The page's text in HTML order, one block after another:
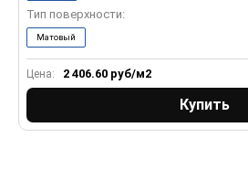
Цена: 2 406.60 руб/м2
Купить
Тип поверхности:
Матовый